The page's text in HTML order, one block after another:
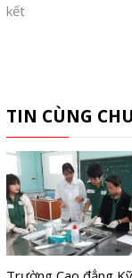
kết
TIN CÙNG